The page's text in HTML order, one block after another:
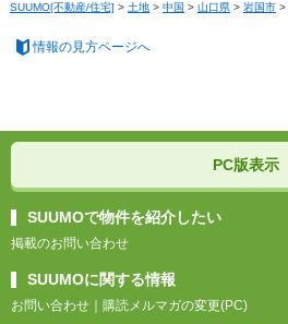
SUUMO[不動産/住宅] > 土地 > 中国 > 山口県 > 岩国市 >
情報の見方ページへ
PC版表示
SUUMOで物件を紹介したい
掲載のお問い合わせ
SUUMOに関する情報
お問い合わせ 購読メルマガの変更(PC)